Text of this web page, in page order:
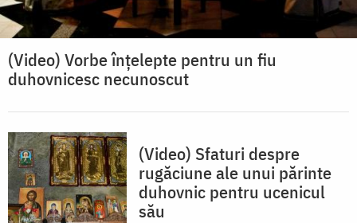
(Video) Vorbe înțelepte pentru un fiu
duhovnicesc necunoscut
(Video) Sfaturi despre
rugăciune ale unui părinte
duhovnic pentru ucenicul
său